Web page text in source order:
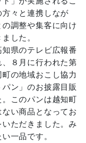
々と連携しなが
調整や集客に向け
した。
県のテレビ広報番
８月に行われた第
の地域おこし協力
ン」のお披露目販
このパンは越知町
い商品となってお
ただきました。み
一品です。